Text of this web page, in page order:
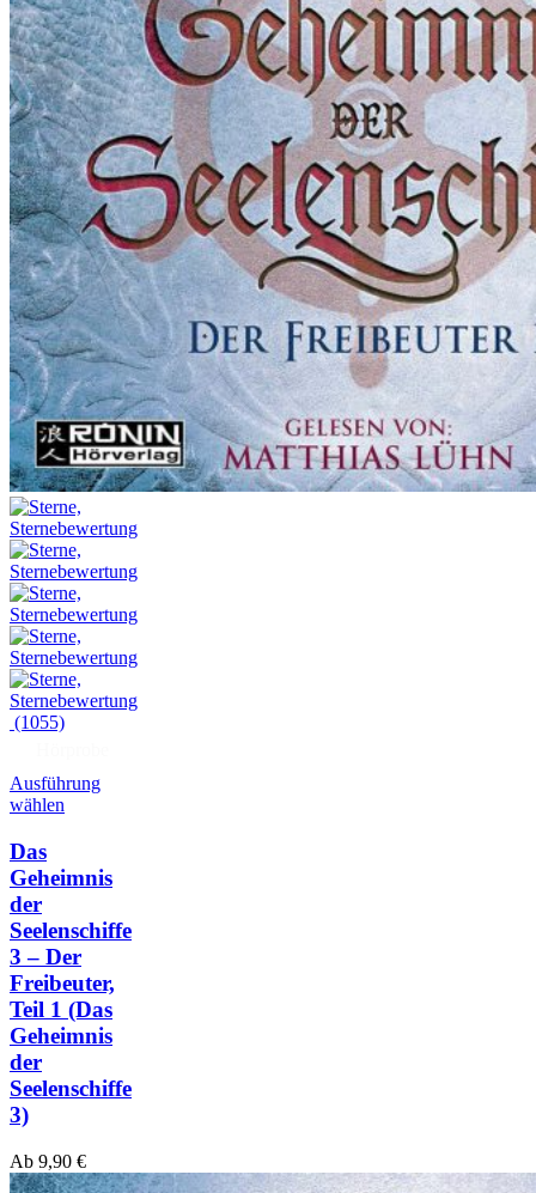
(1055)
Ausführung
wählen
Das
Geheimnis
der
Seelenschiffe
3 – Der
Freibeuter,
Teil 1 (Das
Geheimnis
der
Seelenschiffe
3)
Ab 9,90 €